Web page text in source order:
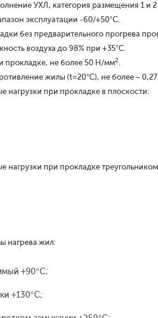
УХЛ, категория размещения 1 и
эксплуатации -60/+50°С.
без предварительного прогрева
воздуха до 98% при +35°С.
прокладке, не более 50 Н/мм2.
жилы (t=20°С), не более –
нагрузки при прокладке в плоскости:
нагрузки при прокладке
нагрева жил:
+90°С;
+130°С;